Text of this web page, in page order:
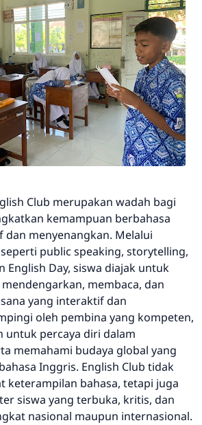
Club merupakan wadah bagi
kemampuan berbahasa
dan menyenangkan. Melalui
public speaking, storytelling,
English Day, siswa diajak untuk
membaca, dan
yang interaktif dan
oleh pembina yang kompeten,
untuk percaya diri dalam
memahami budaya global yang
Inggris. English Club tidak
keterampilan bahasa, tetapi juga
siswa yang terbuka, kritis, dan
nasional maupun internasional.